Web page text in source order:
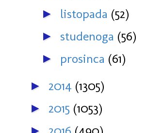
► listopada (52)
► studenoga (56)
► prosinca (61)
► 2014 (1305)
► 2015 (1053)